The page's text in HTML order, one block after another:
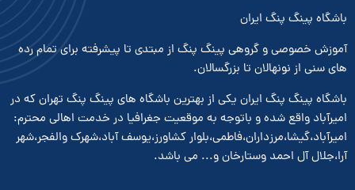
باشگاه پینگ پنگ ایران
آموزش خصوصی و گروهی پینگ پنگ از مبتدی تا پیشرفته برای تمام رده
های سنی از نونهالان تا بزرگسالان.
باشگاه پینگ پنگ ایران یکی از بهترین باشگاه های پینگ پنگ تهران که در
امیرآباد واقع شده و باتوجه به موقعیت جغرافیا در خدمت اهالی محترم:
امیرآباد،گیشا،مرزداران،فاطمی،بلوار کشاورز،یوسف آباد،شهرک والفجر،شهر
آرا،جلال آل احمد وستارخان و... می باشد.